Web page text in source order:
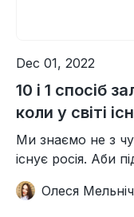
Dec 01, 2022
10 і 1 спосіб
коли у світі
Ми знаємо не з
існує росія. Аби
команда
рецептами
Олеся